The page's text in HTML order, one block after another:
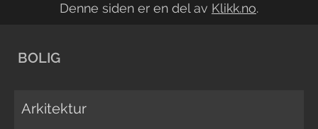
Denne siden er en del av Klikk.no.
BOLIG
Arkitektur